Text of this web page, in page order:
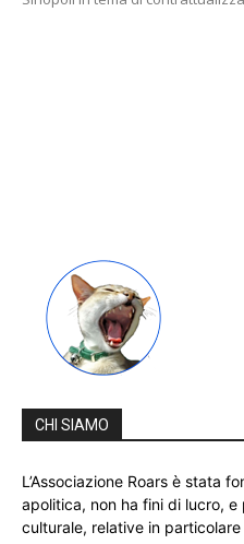
CHI SIAMO
L’Associazione Roars è stata
apolitica, non ha fini di lucro,
culturale, relative in